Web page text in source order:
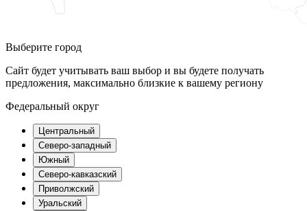
Выберите город
Сайт будет учитывать ваш выбор и вы будете получать
предложения, максимально близкие к вашему региону
Федеральный округ
Центральный
Северо-западный
Южный
Северо-кавказский
Приволжский
Уральский